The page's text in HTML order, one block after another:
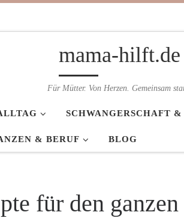
mama-hilft.de
Für Mütter. Von Herzen. Gemeinsam
SCHWANGERSCHAFT
& BERUF BLOG
für den ganzen